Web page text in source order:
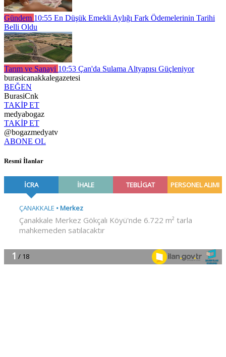
Gündem 10:55 En Düşük Emekli Aylığı Fark Ödemelerinin Tarihi
Belli Oldu
Tarım ve Sanayi 10:53 Çan'da Sulama Altyapısı Güçleniyor
burasicanakkalegazetesi
BEĞEN
BurasiCnk
TAKİP ET
medyabogaz
TAKİP ET
@bogazmedyatv
ABONE OL
Resmî İlanlar